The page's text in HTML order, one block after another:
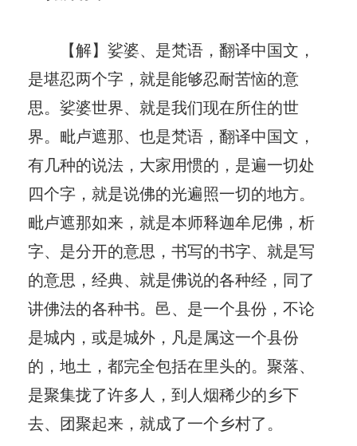
【解】娑婆、是梵语，翻译中国文，
是堪忍两个字，就是能够忍耐苦恼的意
思。娑婆世界、就是我们现在所住的世
界。毗卢遮那、也是梵语，翻译中国文，
有几种的说法，大家用惯的，是遍一切处
四个字，就是说佛的光遍照一切的地方。
毗卢遮那如来，就是本师释迦牟尼佛，析
字、是分开的意思，书写的书字、就是写
的意思，经典、就是佛说的各种经，同了
讲佛法的各种书。邑、是一个县份，不论
是城内，或是城外，凡是属这一个县份
的，地土，都完全包括在里头的。聚落、
是聚集拢了许多人，到人烟稀少的乡下
去、团聚起来，就成了一个乡村了。